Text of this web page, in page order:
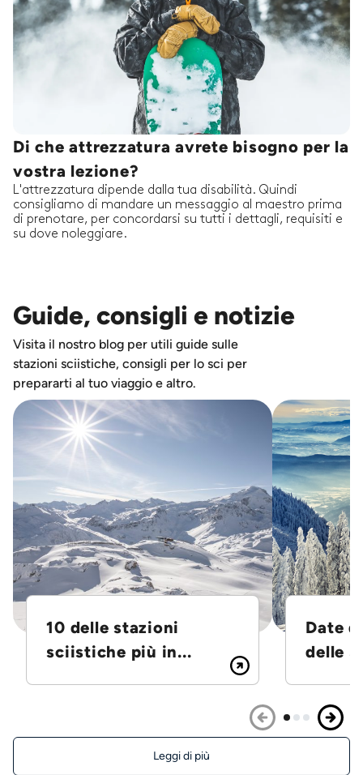
Di che attrezzatura avrete bisogno per la
vostra lezione?
L'attrezzatura dipende dalla tua disabilità. Quindi
consigliamo di mandare un messaggio al maestro prima
di prenotare, per concordarsi su tutti i dettagli, requisiti e
su dove noleggiare.
Guide, consigli e notizie
Visita il nostro blog per utili guide sulle
stazioni sciistiche, consigli per lo sci per
prepararti al tuo viaggio e altro.
10 delle stazioni
sciistiche più in...
Date
delle
Leggi di più